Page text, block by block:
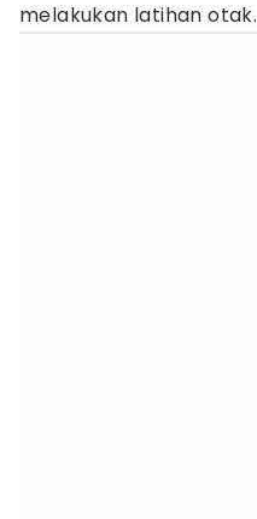
melakukan latihan otak.